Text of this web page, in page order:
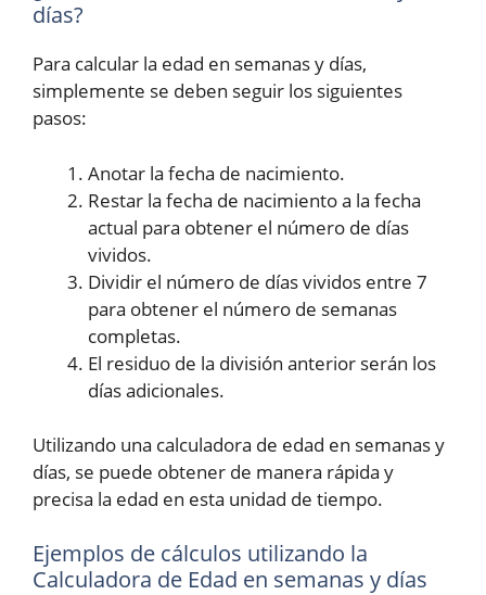
días?
Para calcular la edad en semanas y días,
simplemente se deben seguir los siguientes
pasos:
Anotar la fecha de nacimiento.
Restar la fecha de nacimiento a la fecha
actual para obtener el número de días
vividos.
Dividir el número de días vividos entre 7
para obtener el número de semanas
completas.
El residuo de la división anterior serán los
días adicionales.
Utilizando una calculadora de edad en semanas y
días, se puede obtener de manera rápida y
precisa la edad en esta unidad de tiempo.
Ejemplos de cálculos utilizando la
Calculadora de Edad en semanas y días